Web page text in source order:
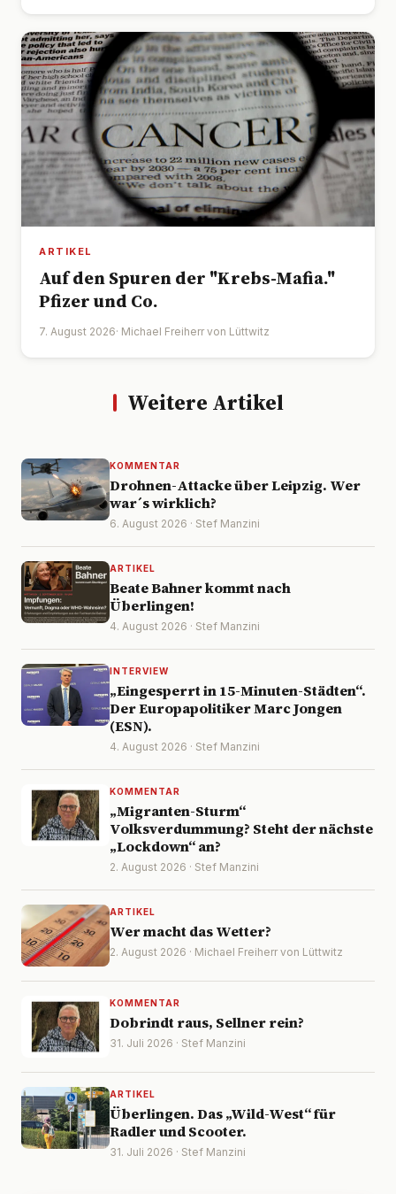
ARTIKEL
Auf den Spuren der "Krebs-Mafia."
Pfizer und Co.
7. August 2026· Michael Freiherr von Lüttwitz
Weitere Artikel
KOMMENTAR
Drohnen-Attacke über Leipzig. Wer
war´s wirklich?
6. August 2026 · Stef Manzini
ARTIKEL
Beate Bahner kommt nach
Überlingen!
4. August 2026 · Stef Manzini
INTERVIEW
„Eingesperrt in 15-Minuten-Städten“.
Der Europapolitiker Marc Jongen
(ESN).
4. August 2026 · Stef Manzini
KOMMENTAR
„Migranten-Sturm“
Volksverdummung? Steht der nächste
„Lockdown“ an?
2. August 2026 · Stef Manzini
ARTIKEL
Wer macht das Wetter?
2. August 2026 · Michael Freiherr von Lüttwitz
KOMMENTAR
Dobrindt raus, Sellner rein?
31. Juli 2026 · Stef Manzini
ARTIKEL
Überlingen. Das „Wild-West“ für
Radler und Scooter.
31. Juli 2026 · Stef Manzini